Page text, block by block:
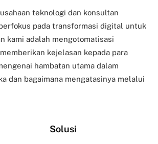
teknologi dan konsultan
pada transformasi digital untuk
kami adalah mengotomatisasi
kejelasan kepada para
hambatan utama dalam
dan bagaimana mengatasinya melalui
Solusi